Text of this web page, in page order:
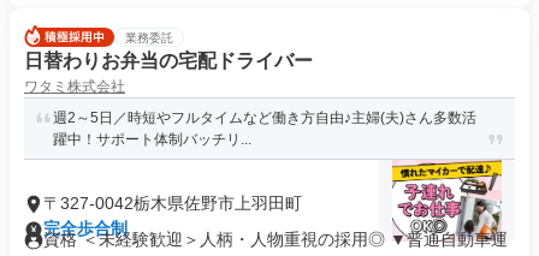
業務委託
日替わりお弁当の宅配ドライバー
ワタミ株式会社
週2～5日／時短やフルタイムなど働き方自由♪主婦(夫)さん多数活
躍中！サポート体制バッチリ...
〒327-0042栃木県佐野市上羽田町
完全歩合制
資格 ＜未経験歓迎＞人柄・人物重視の採用◎ ▼普通自動車運